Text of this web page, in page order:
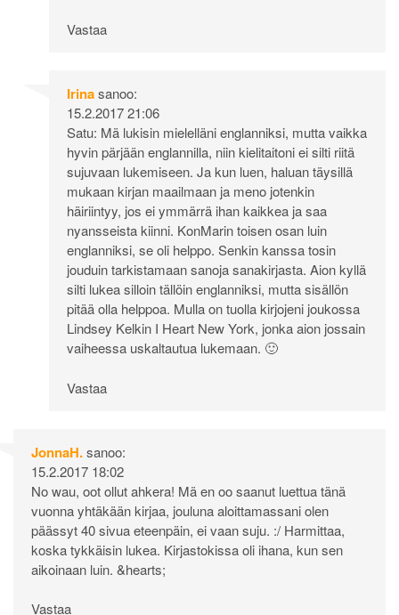
Vastaa
Irinasanoo:
15.2.2017 21:06
Satu: Mä lukisin mielelläni englanniksi, mutta vaikka
hyvin pärjään englannilla, niin kielitaitoni ei silti riitä
sujuvaan lukemiseen. Ja kun luen, haluan täysillä
mukaan kirjan maailmaan ja meno jotenkin
häiriintyy, jos ei ymmärrä ihan kaikkea ja saa
nyansseista kiinni. KonMarin toisen osan luin
englanniksi, se oli helppo. Senkin kanssa tosin
jouduin tarkistamaan sanoja sanakirjasta. Aion kyllä
silti lukea silloin tällöin englanniksi, mutta sisällön
pitää olla helppoa. Mulla on tuolla kirjojeni joukossa
Lindsey Kelkin I Heart New York, jonka aion jossain
vaiheessa uskaltautua lukemaan. 🙂
Vastaa
JonnaH.sanoo:
15.2.2017 18:02
No wau, oot ollut ahkera! Mä en oo saanut luettua tänä
vuonna yhtäkään kirjaa, jouluna aloittamassani olen
päässyt 40 sivua eteenpäin, ei vaan suju. :/ Harmittaa,
koska tykkäisin lukea. Kirjastokissa oli ihana, kun sen
aikoinaan luin. &hearts;
Vastaa